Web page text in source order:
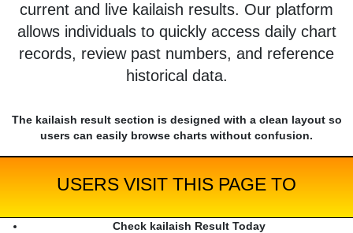
current and live kailaish results. Our platform
allows individuals to quickly access daily chart
records, review past numbers, and reference
historical data.
The kailaish result section is designed with a clean layout so
users can easily browse charts without confusion.
USERS VISIT THIS PAGE TO
Check kailaish Result Today